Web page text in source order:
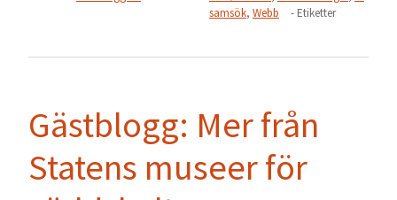
samsök, Webb - Etiketter
Gästblogg: Mer från
Statens museer för